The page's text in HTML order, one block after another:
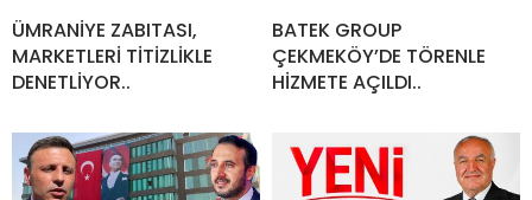
ÜMRANİYE ZABITASI,
MARKETLERİ TİTİZLİKLE
DENETLİYOR..
BATEK GROUP
ÇEKMEKÖY’DE TÖRENLE
HİZMETE AÇILDI..